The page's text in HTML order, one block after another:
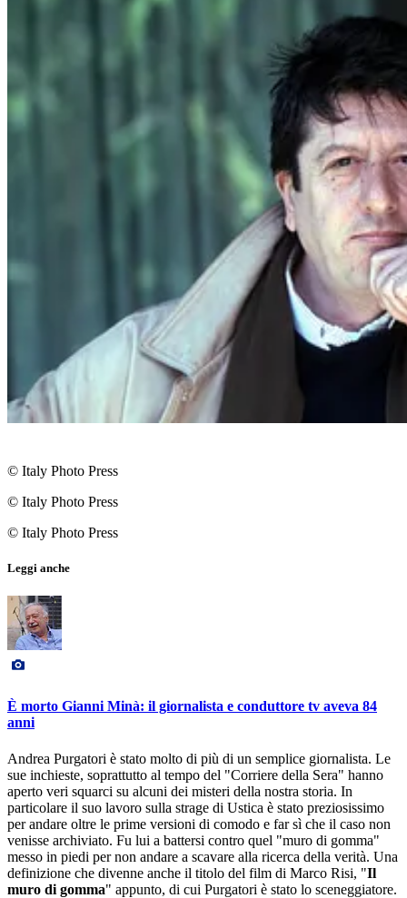
© Italy Photo Press
© Italy Photo Press
© Italy Photo Press
Leggi anche
È morto Gianni Minà: il giornalista e conduttore tv aveva 84
anni
Andrea Purgatori è stato molto di più di un semplice giornalista. Le
sue inchieste, soprattutto al tempo del "Corriere della Sera" hanno
aperto veri squarci su alcuni dei misteri della nostra storia. In
particolare il suo lavoro sulla strage di Ustica è stato preziosissimo
per andare oltre le prime versioni di comodo e far sì che il caso non
venisse archiviato. Fu lui a battersi contro quel "muro di gomma"
messo in piedi per non andare a scavare alla ricerca della verità. Una
definizione che divenne anche il titolo del film di Marco Risi, "Il
muro di gomma" appunto, di cui Purgatori è stato lo sceneggiatore.